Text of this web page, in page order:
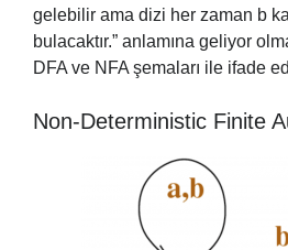
gelebilir ama dizi her zaman b
bulacaktır.” anlamına geliyor
DFA ve NFA şemaları ile ifade
Non-Deterministic Finite